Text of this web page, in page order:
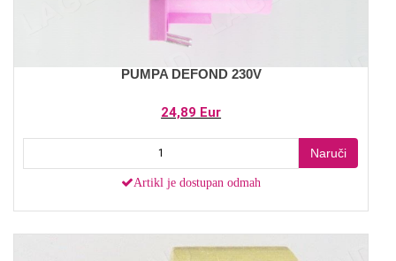
PUMPA DEFOND 230V
24,89 Eur
Naruči
Artikl je dostupan odmah